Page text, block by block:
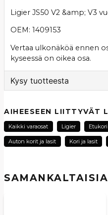
Ligier JS50 V2 &amp; V3
OEM: 1409153
Vertaa ulkonäköä ennen
kyseessä on oikea osa.
Kysy tuotteesta
Kysy meiltä tästä
AIHEESEEN LIITTYVÄT
Kaikki varaosat Ligier
Auton korit ja lasit Kori ja lasit